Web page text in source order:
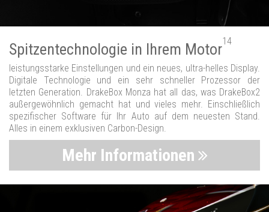
Spitzentechnologie in Ihrem Motor14
leistungsstarke Einstellungen und ein neues, ultra-helles Display.
Digitale Technologie und ein sehr schneller Prozessor der
letzten Generation. DrakeBox Monza hat all das, was DrakeBox2
außergewöhnlich gemacht hat und vieles mehr. Einschließlich
spezifischer Software für Ihr Auto auf dem neuesten Stand.
Alles in einem exklusiven Carbon-Design.
Mehr Informationen